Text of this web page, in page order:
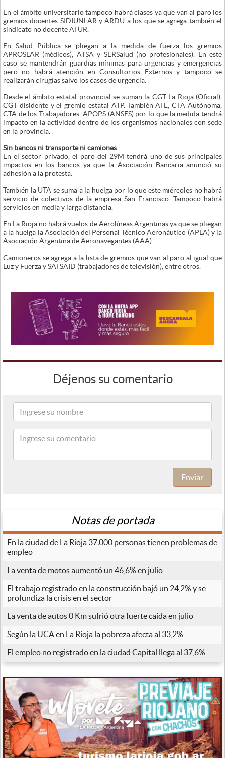
En el ámbito universitario tampoco habrá clases ya que van al paro los
gremios docentes SIDIUNLAR y ARDU a los que se agrega también el
sindicato no docente ATUR.
En Salud Pública se pliegan a la medida de fuerza los gremios
APROSLAR (médicos), ATSA y SERSalud (no profesionales). En este
caso se mantendrán guardias mínimas para urgencias y emergencias
pero no habrá atención en Consultorios Externos y tampoco se
realizarán cirugías salvo los casos de urgencia.
Desde el ámbito estatal provincial se suman la CGT La Rioja (Oficial),
CGT disidente y el gremio estatal ATP. También ATE, CTA Autónoma,
CTA de los Trabajadores, APOPS (ANSES) por lo que la medida tendrá
impacto en la actividad dentro de los organismos nacionales con sede
en la provincia.
Sin bancos ni transporte ni camiones
En el sector privado, el paro del 29M tendrá uno de sus principales
impactos en los bancos ya que la Asociación Bancaria anunció su
adhesión a la protesta.
También la UTA se suma a la huelga por lo que este miércoles no habrá
servicio de colectivos de la empresa San Francisco. Tampoco habrá
servicios en media y larga distancia.
En La Rioja no habrá vuelos de Aerolíneas Argentinas ya que se pliegan
a la huelga la Asociación del Personal Técnico Aeronáutico (APLA) y la
Asociación Argentina de Aeronavegantes (AAA).
Camioneros se agrega a la lista de gremios que van al paro al igual que
Luz y Fuerza y SATSAID (trabajadores de televisión), entre otros.
Déjenos su comentario
Enviar
Notas de portada
En la ciudad de La Rioja 37.000 personas tienen problemas de
empleo
La venta de motos aumentó un 46,6% en julio
El trabajo registrado en la construcción bajó un 24,2% y se
profundiza la crisis en el sector
La venta de autos 0 Km sufrió otra fuerte caída en julio
Según la UCA en La Rioja la pobreza afecta al 33,2%
El empleo no registrado en la ciudad Capital llega al 37,6%